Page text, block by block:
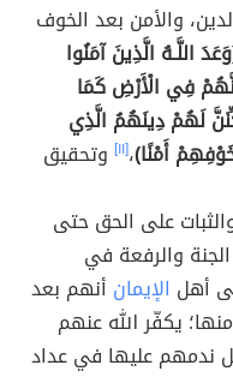
والأمن بعد الخوف
اللَّـهُ الَّذِينَ آمَنُوا
فِي الْأَرْضِ كَمَا
لَهُمْ دِينَهُمُ الَّذِي
أَمْنًا)،[١١] وتحقيق
على الحق حتى
والرفعة في
أهل الإيمان أنهم بعد
يكفّر الله عنهم
ندمهم عليها في عداد